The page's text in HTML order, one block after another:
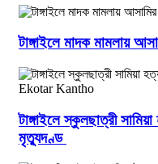
টাঙ্গাইলে মাদক মামলায়
টাঙ্গাইলে স্কুলছাত্রী
মৃত্যুদণ্ড